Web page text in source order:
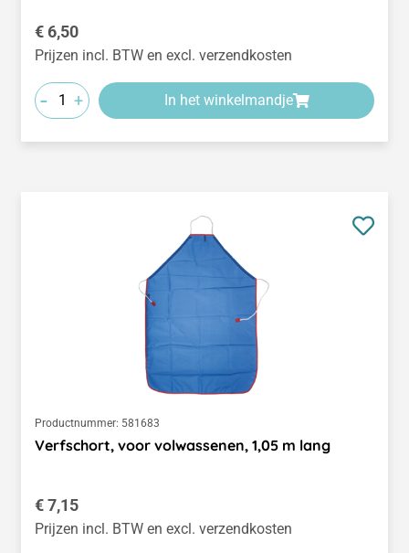
Normale prijs:
€ 6,50
Prijzen incl. BTW en excl. verzendkosten
- + In het winkelmandje
Productnummer: 581683
Verfschort, voor volwassenen, 1,05 m lang
Normale prijs:
€ 7,15
Prijzen incl. BTW en excl. verzendkosten